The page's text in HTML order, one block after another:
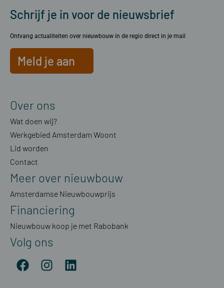
Schrijf je in voor de nieuwsbrief
Ontvang actualiteiten over nieuwbouw in de regio direct in je mail
Meld je aan
Over ons
Wat doen wij?
Werkgebied Amsterdam Woont
Lid worden
Contact
Meer over nieuwbouw
Amsterdamse Nieuwbouwprijs
Financiering
Nieuwbouw koop je met Rabobank
Volg ons